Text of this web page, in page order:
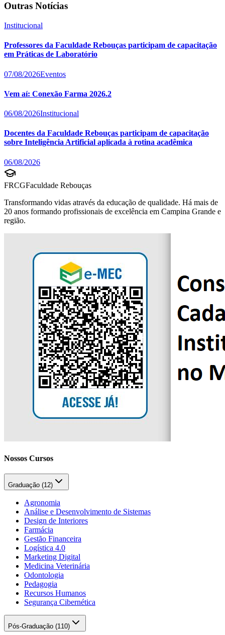
Outras Notícias
Institucional
Professores da Faculdade Rebouças participam de capacitação
em Práticas de Laboratório
07/08/2026Eventos
Vem aí: Conexão Farma 2026.2
06/08/2026Institucional
Docentes da Faculdade Rebouças participam de capacitação
sobre Inteligência Artificial aplicada à rotina acadêmica
06/08/2026
FRCGFaculdade Rebouças
Transformando vidas através da educação de qualidade. Há mais de
20 anos formando profissionais de excelência em Campina Grande e
região.
Nossos Cursos
Graduação (12)
Agronomia
Análise e Desenvolvimento de Sistemas
Design de Interiores
Farmácia
Gestão Financeira
Logística 4.0
Marketing Digital
Medicina Veterinária
Odontologia
Pedagogia
Recursos Humanos
Segurança Cibernética
Pós-Graduação (110)